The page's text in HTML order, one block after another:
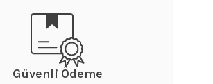
Güvenli Ödeme